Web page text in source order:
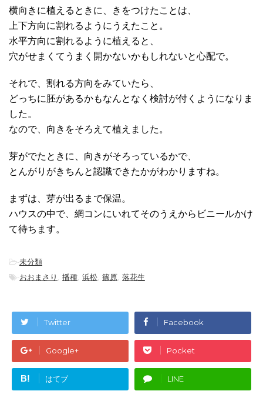
横向きに植えるときに、きをつけたことは、
上下方向に割れるようにうえたこと。
水平方向に割れるように植えると、
穴がせまくてうまく開かないかもしれないと心配で。
それで、割れる方向をみていたら、
どっちに胚があるかもなんとなく検討が付くようになりま
した。
なので、向きをそろえて植えました。
芽がでたときに、向きがそろっているかで、
とんがりがきちんと認識できたかがわかりますね。
まずは、芽が出るまで保温。
ハウスの中で、網コンにいれてそのうえからビニールかけ
て待ちます。
-未分類
-おおまさり 播種 浜松 篠原 落花生
Twitter Facebook
Google+ Pocket
B! はてブ LINE